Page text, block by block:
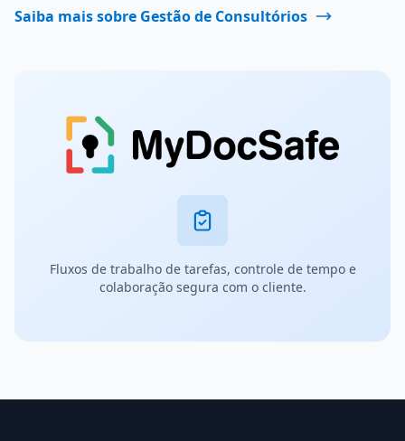
Saiba mais sobre Gestão de Consultórios
Fluxos de trabalho de tarefas, controle de tempo e
colaboração segura com o cliente.